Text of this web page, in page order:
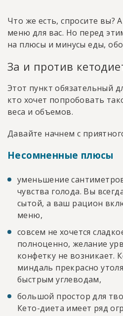
Что же есть, спросите вы?
меню для вас. Но перед
на плюсы и минусы еды,
За и против
Этот пункт обязательный
кто хочет попробовать
веса и объемов.
Давайте начнем с
Несомненные плюсы
уменьшение
чувства голода. Вы
сытой, а ваш рацион
меню,
совсем не хочется
полноценно, желание
конфетку не возникает.
миндаль прекрасно
быстрым углеводам,
большой простор для
Кето-диета имеет ряд